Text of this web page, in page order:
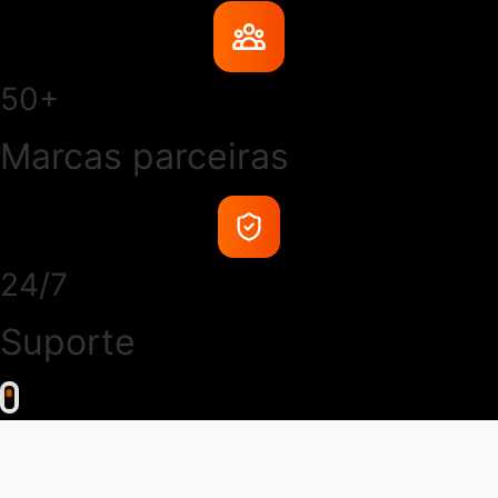
50+
Marcas parceiras
24/7
Suporte